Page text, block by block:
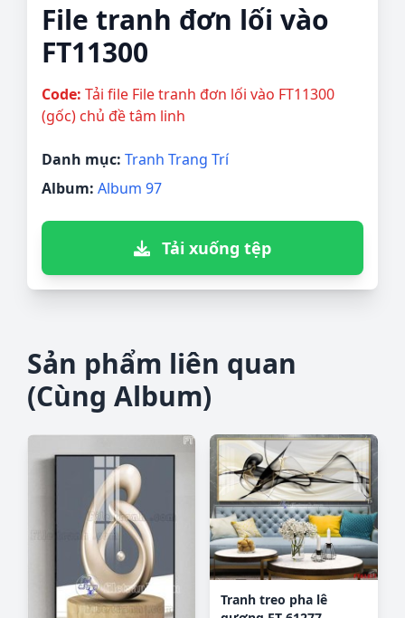
File tranh đơn lối vào
FT11300
Code: Tải file File tranh đơn lối vào FT11300
(gốc) chủ đề tâm linh
Danh mục: Tranh Trang Trí
Album: Album 97
Tải xuống tệp
Sản phẩm liên quan
(Cùng Album)
Tranh treo pha lê